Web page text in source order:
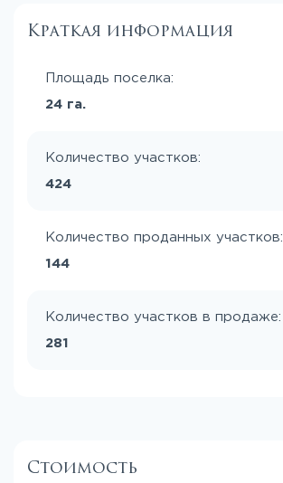
Краткая информация
Площадь поселка:
24 га.
Количество участков:
424
Количество проданных участков:
144
Количество участков в продаже:
281
Стоимость